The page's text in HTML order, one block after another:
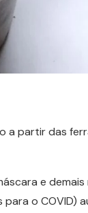
a partir das
e
o COVID)